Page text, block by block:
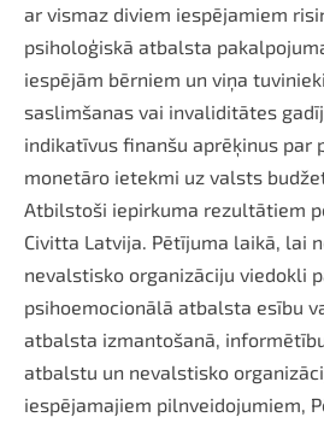
ar vismaz diviem iespējamiem
psiholoģiskā atbalsta
iespējām bērniem un viņa
saslimšanas vai invaliditātes
indikatīvus finanšu aprēķinus par
monetāro ietekmi uz valsts
Atbilstoši iepirkuma rezultātiem
Civitta Latvija. Pētījuma laikā, lai
nevalstisko organizāciju viedokli
psihoemocionālā atbalsta esību
atbalsta izmantošanā,
atbalstu un nevalstisko
iespējamajiem pilnveidojumiem,